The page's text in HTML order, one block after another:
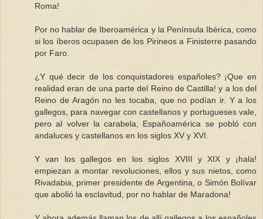
Roma!
Por no hablar de Iberoamérica y la Península Ibérica, como
si los íberos ocupasen de los Pirineos a Finisterre pasando
por Faro.
¿Y qué decir de los conquistadores españoles? ¡Que en
realidad eran de una parte del Reino de Castilla! y a los del
Reino de Aragón no les tocaba, que no podían ir. Y a los
gallegos, para navegar con castellanos y portugueses vale,
pero al volver la carabela, Españoamérica se pobló con
andaluces y castellanos en los siglos XV y XVI.
Y van los gallegos en los siglos XVIII y XIX y ¡hala!
empiezan a montar revoluciones, ellos y sus nietos, como
Rivadabia, primer presidente de Argentina, o Simón Bolívar
que abolió la esclavitud, por no hablar de Maradona!